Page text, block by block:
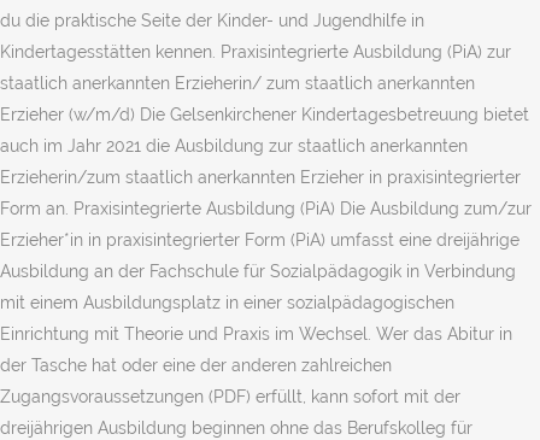
du die praktische Seite der Kinder- und Jugendhilfe in
Kindertagesstätten kennen. Praxisintegrierte Ausbildung (PiA) zur
staatlich anerkannten Erzieherin/ zum staatlich anerkannten
Erzieher (w/m/d) Die Gelsenkirchener Kindertagesbetreuung bietet
auch im Jahr 2021 die Ausbildung zur staatlich anerkannten
Erzieherin/zum staatlich anerkannten Erzieher in praxisintegrierter
Form an. Praxisintegrierte Ausbildung (PiA) Die Ausbildung zum/zur
Erzieher*in in praxisintegrierter Form (PiA) umfasst eine dreijährige
Ausbildung an der Fachschule für Sozialpädagogik in Verbindung
mit einem Ausbildungsplatz in einer sozialpädagogischen
Einrichtung mit Theorie und Praxis im Wechsel. Wer das Abitur in
der Tasche hat oder eine der anderen zahlreichen
Zugangsvoraussetzungen (PDF) erfüllt, kann sofort mit der
dreijährigen Ausbildung beginnen ohne das Berufskolleg für